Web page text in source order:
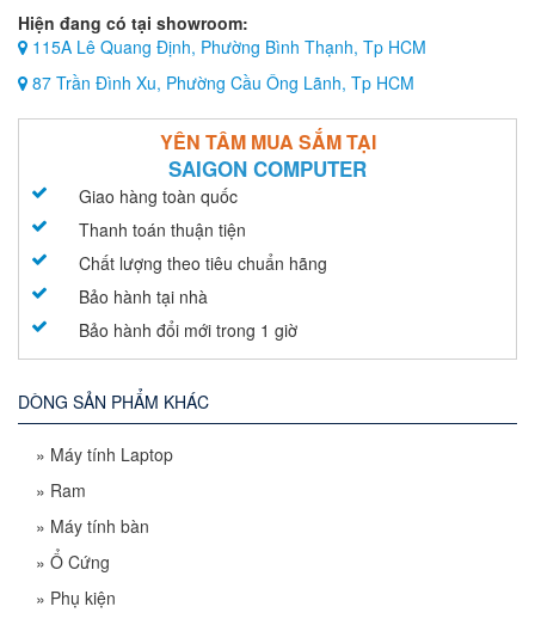
Hiện đang có tại showroom:
115A Lê Quang Định, Phường Bình Thạnh, Tp HCM
87 Trần Đình Xu, Phường Cầu Ông Lãnh, Tp HCM
YÊN TÂM MUA SẮM TẠI
SAIGON COMPUTER
Giao hàng toàn quốc
Thanh toán thuận tiện
Chất lượng theo tiêu chuẩn hãng
Bảo hành tại nhà
Bảo hành đổi mới trong 1 giờ
DÒNG SẢN PHẨM KHÁC
» Máy tính Laptop
» Ram
» Máy tính bàn
» Ổ Cứng
» Phụ kiện